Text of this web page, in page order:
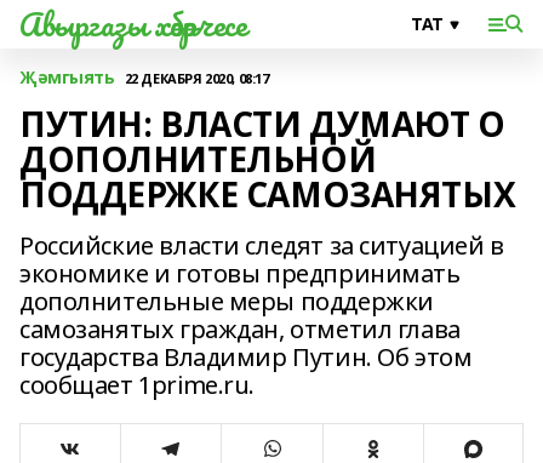
Авыргазы хәбәрчесе
Җәмгыять 22 ДЕКАБРЯ 2020, 08:17
ПУТИН: ВЛАСТИ ДУМАЮТ О
ДОПОЛНИТЕЛЬНОЙ
ПОДДЕРЖКЕ САМОЗАНЯТЫХ
Российские власти следят за ситуацией в
экономике и готовы предпринимать
дополнительные меры поддержки
самозанятых граждан, отметил глава
государства Владимир Путин. Об этом
сообщает 1prime.ru.